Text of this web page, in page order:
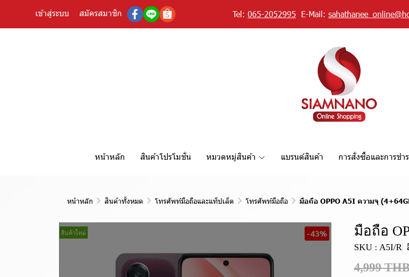
เข้าสู่ระบบ สมัครสมาชิก Tel: 065-2052995 E-Mail:
หน้าหลัก สินค้าโปรโมชั่น หมวดหมู่สินค้า แบรนด์สินค้า การสั่งซื้อและการชำร
หน้าหลัก สินค้าทั้งหมด โทรศัพท์มือถือและแท็ปเล็ต โทรศัพท์มือถือ มือถือ OPPO A5I ความจุ
สินค้าใหม่ -43% มือถือ
SKU : A5I/R
4,999